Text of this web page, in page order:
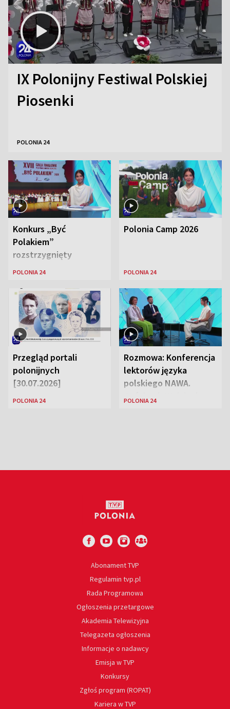
IX Polonijny Festiwal Polskiej
Piosenki
POLONIA 24
Konkurs „Być
Polakiem”
rozstrzygnięty
POLONIA 24
Polonia Camp 2026
POLONIA 24
Przegląd portali
polonijnych
[30.07.2026]
POLONIA 24
Rozmowa: Konferencja
lektorów języka
polskiego NAWA.
POLONIA 24
Abonament TVP
Regulamin tvp.pl
Rada Programowa
Ogłoszenia przetargowe
Akademia Telewizyjna
Telegazeta ogłoszenia
Informacje o nadawcy
Emisja w TVP
Konkursy
Zgłoś program (ROPAT)
Kariera w TVP